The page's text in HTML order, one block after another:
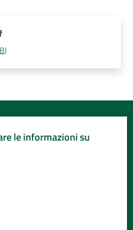
)
le informazioni su